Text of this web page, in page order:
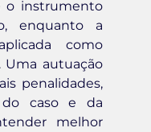
o instrumento
enquanto a
como
Uma autuação
penalidades,
do caso e da
melhor